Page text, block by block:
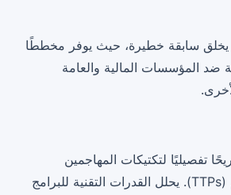
يخلق سابقة خطيرة، حيث يوفر مخططًا
ضد المؤسسات المالية والعامة
تفصيليًا لتكتيكات المهاجمين
وتقنياتهم وإجراءاتهم (TTPs). يحلل القدرات التقنية للبرامج